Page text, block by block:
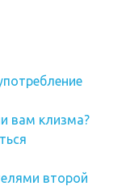
вам клизма?
второй